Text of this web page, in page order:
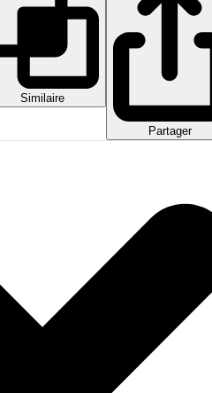
Similaire
Partager